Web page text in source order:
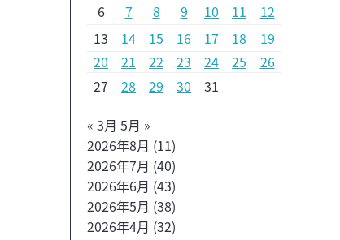
6
7 8 9 10 11
12
13
14 15 16 17 18
19
20
21 22 23 24 25
26
27
28 29 30
31
« 3月 5月 »
2026年8月 (11)
2026年7月 (40)
2026年6月 (43)
2026年5月 (38)
2026年4月 (32)